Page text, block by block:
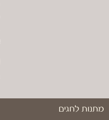
מתנות לחגים